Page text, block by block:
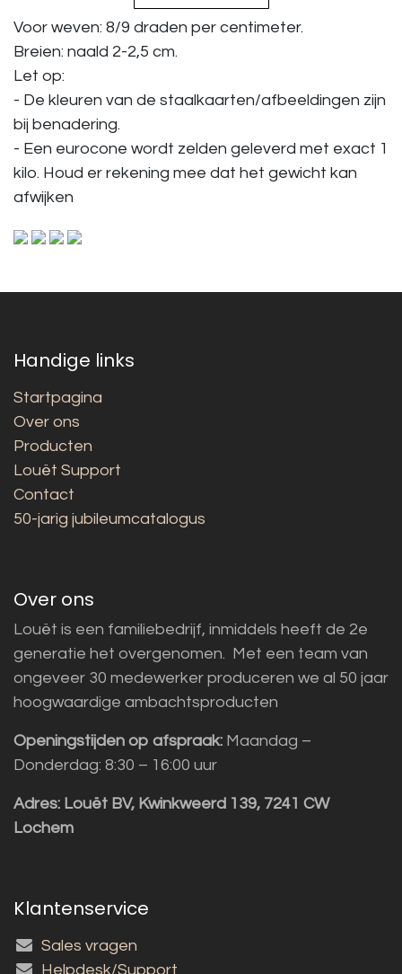
Voor weven: 8/9 draden per centimeter.
Breien: naald 2-2,5 cm.
Let op:
- De kleuren van de staalkaarten/afbeeldingen zijn
bij benadering.
- Een eurocone wordt zelden geleverd met exact 1
kilo. Houd er rekening mee dat het gewicht kan
afwijken
Handige links
Startpagina
Over ons
Producten
Louët Support
Contact
50-jarig jubileumcatalogus
Over ons
Louët is een familiebedrijf, inmiddels heeft de 2e
generatie het overgenomen. Met een team van
ongeveer 30 medewerker produceren we al 50 jaar
hoogwaardige ambachtsproducten
Openingstijden op afspraak: Maandag –
Donderdag: 8:30 – 16:00 uur
Adres: Louët BV, Kwinkweerd 139, 7241 CW
Lochem
Klantenservice
Sales vragen
Helpdesk/Support